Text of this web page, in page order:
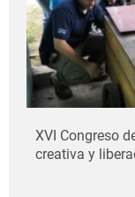
XVI Congreso
creativa y